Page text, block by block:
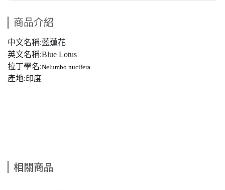
商品介紹
中文名稱:藍蓮花
英文名稱:Blue Lotus
拉丁學名:Nelumbo nucifera
產地:印度
相關商品